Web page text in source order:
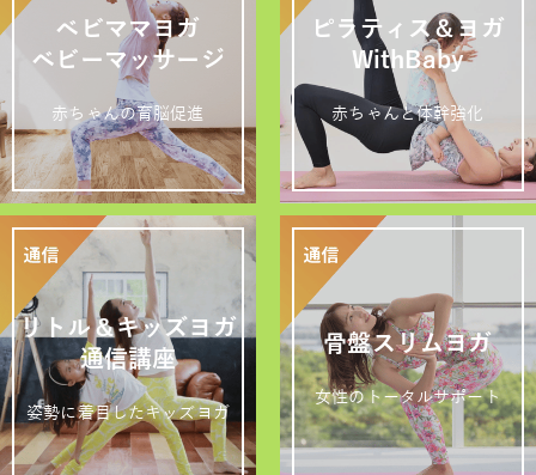
ベビママヨガ
ベビーマッサージ
赤ちゃんの育脳促進
ピラティス＆ヨガ
WithBaby
赤ちゃんと体幹強化
リトル＆キッズヨガ
通信講座
姿勢に着目したキッズヨガ
骨盤スリムヨガ
女性のトータルサポート